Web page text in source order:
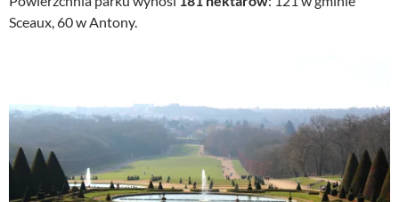
Sceaux, 60 w Antony.